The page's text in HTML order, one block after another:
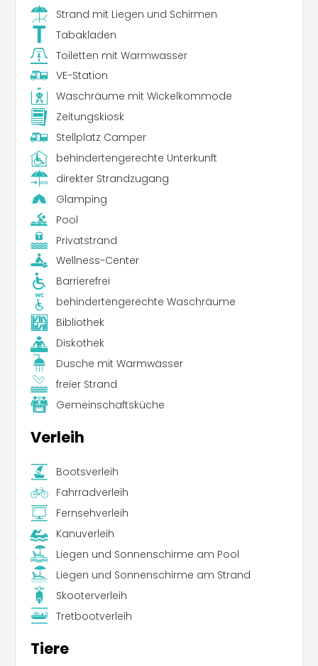
Strand mit Liegen und Schirmen
Tabakladen
Toiletten mit Warmwasser
VE-Station
Waschräume mit Wickelkommode
Zeitungskiosk
Stellplatz Camper
behindertengerechte Unterkunft
direkter Strandzugang
Glamping
Pool
Privatstrand
Wellness-Center
Barrierefrei
behindertengerechte Waschräume
Bibliothek
Diskothek
Dusche mit Warmwasser
freier Strand
Gemeinschaftsküche
Verleih
Bootsverleih
Fahrradverleih
Fernsehverleih
Kanuverleih
Liegen und Sonnenschirme am Pool
Liegen und Sonnenschirme am Strand
Skooterverleih
Tretbootverleih
Tiere